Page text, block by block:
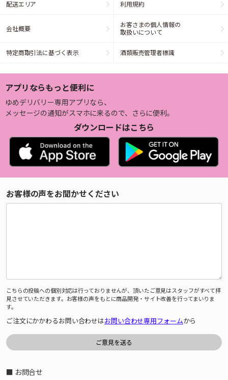
配送エリア 利用規約
会社概要
お客さまの個人情報の
取扱いについて
特定商取引法に基づく表示 酒類販売管理者標識
アプリならもっと便利に
ゆめデリバリー専用アプリなら、
メッセージの通知がスマホに来るので、さらに便利。
ダウンロードはこちら
お客様の声をお聞かせください
こちらの投稿への個別対応は行っておりませんが、頂いたご意見はスタッフがすべて拝
見させていただきます。お客様の声をもとに商品開発・サイト改善を行ってまいりま
す。
ご注文にかかわるお問い合わせはお問い合わせ専用フォームから
■ お問合せ